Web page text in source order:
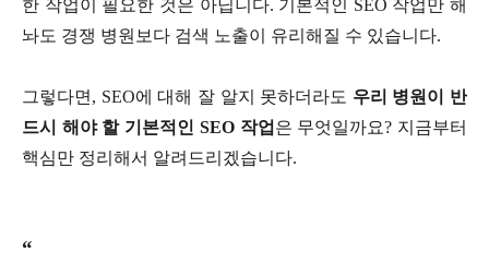
한 작업이 필요한 것은 아닙니다. 기본적인 SEO 작업만 해
놔도 경쟁 병원보다 검색 노출이 유리해질 수 있습니다.
그렇다면 , SEO에 대해 잘 알지 못하더라도 우리 병원이 반
드시 해야 할 기본적인 SEO 작업 은 무엇일까요? 지금부터
핵심만 정리해서 알려드리겠습니다.
“